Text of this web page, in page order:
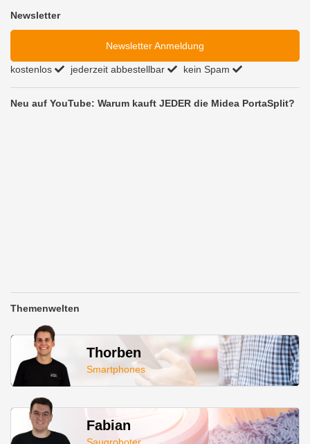
Newsletter
Newsletter Anmeldung
kostenlos jederzeit abbestellbar kein Spam
Neu auf YouTube: Warum kauft JEDER die Midea PortaSplit?
Themenwelten
Thorben
Smartphones
Fabian